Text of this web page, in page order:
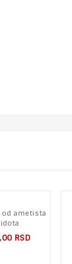
ametista
RSD